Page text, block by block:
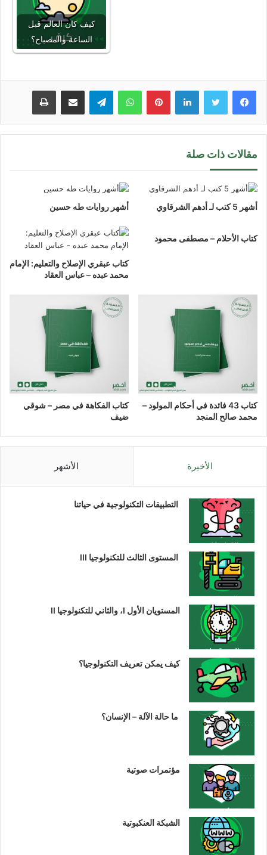
كيف كان العالم قبل
الساعة والمصباح؟
لينكدإن بينتيريستواتساب تيلقرام مشاركة عبر البريد طباعة
مقالات ذات صلة
أشهر 5 كتب لـ أدهم الشرقاوي أشهر روايات طه حسين
كتاب الأحلام – مصطفى محمود
كتاب عبقري الإصلاح والتعليم: الإمام
محمد عبده – عباس العقاد
كتاب 43 فائدة في أحكام المولود –
محمد صالح المنجد
كتاب الفكاهة في مصر – شوقي
ضيف
الأخيرة الأشهر
التطبيقات التكنولوجية في حياتنا
المستوى الثالث للتكنولوجيا III
المستويان الأول I، والثاني للتكنولوجيا II
كيف يمكن تعريف التكنولوجيا؟
ما حالة الآلة – الإنسان؟
مؤتمرات صوتية
الشبكة العنكبوتية